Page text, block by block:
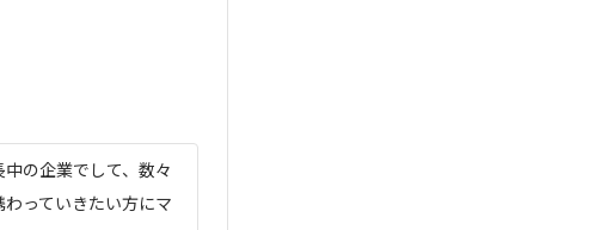
の企業でして、数々
っていきたい方にマ